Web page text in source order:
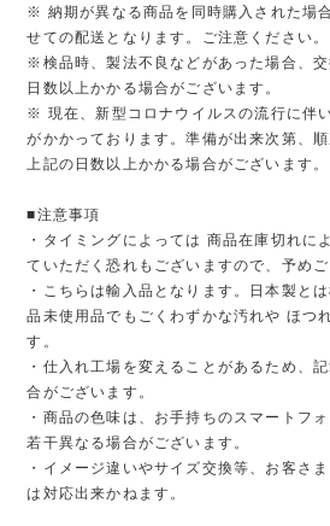
※ 納期が異なる商品を同時購入された場
せての配送となります。ご注意ください。
※検品時、製法不良などがあった場合、
日数以上かかる場合がございます。
※ 現在、新型コロナウイルスの流行に伴
がかかっております。準備が出来次第、
上記の日数以上かかる場合がございます。
■注意事項
・タイミングによっては 商品在庫切れに
ていただく恐れもございますので、予めご
・こちらは輸入品となります。日本製と
品未使用品でもごくわずかな汚れや ほつ
す。
・仕入れ工場を変えることがあるため、
合がございます。
・商品の色味は、お手持ちのスマートフ
若干異なる場合がございます。
・イメージ違いやサイズ交換等、お客さ
は対応出来かねます。